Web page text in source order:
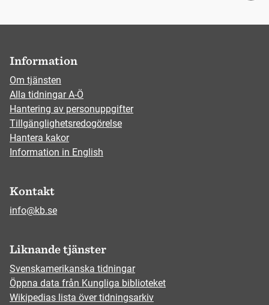
Information
Om tjänsten
Alla tidningar A-Ö
Hantering av personuppgifter
Tillgänglighetsredogörelse
Hantera kakor
Information in English
Kontakt
info@kb.se
Liknande tjänster
Svenskamerikanska tidningar
Öppna data från Kungliga biblioteket
Wikipedias lista över tidningsarkiv